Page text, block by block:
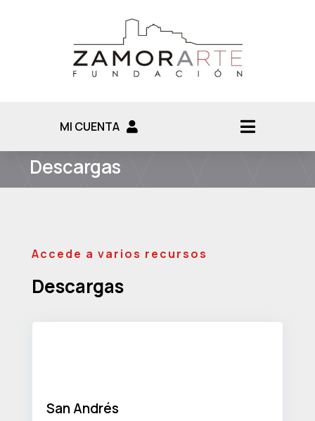
MI CUENTA
Descargas
Accede a varios recursos
Descargas
San Andrés